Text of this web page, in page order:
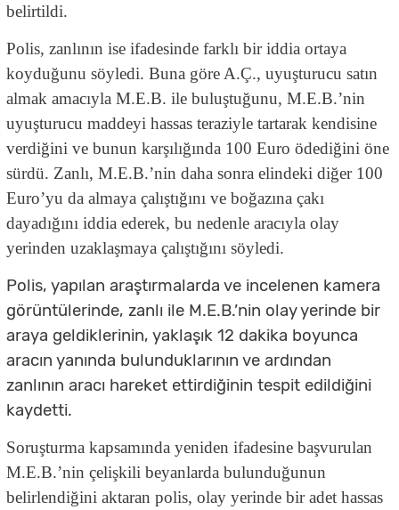
belirtildi.
Polis, zanlının ise ifadesinde farklı bir iddia ortaya
koyduğunu söyledi. Buna göre A.Ç., uyuşturucu satın
almak amacıyla M.E.B. ile buluştuğunu, M.E.B.’nin
uyuşturucu maddeyi hassas teraziyle tartarak kendisine
verdiğini ve bunun karşılığında 100 Euro ödediğini öne
sürdü. Zanlı, M.E.B.’nin daha sonra elindeki diğer 100
Euro’yu da almaya çalıştığını ve boğazına çakı
dayadığını iddia ederek, bu nedenle aracıyla olay
yerinden uzaklaşmaya çalıştığını söyledi.
Polis, yapılan araştırmalarda ve incelenen kamera
görüntülerinde, zanlı ile M.E.B.’nin olay yerinde bir
araya geldiklerinin, yaklaşık 12 dakika boyunca
aracın yanında bulunduklarının ve ardından
zanlının aracı hareket ettirdiğinin tespit edildiğini
kaydetti.
Soruşturma kapsamında yeniden ifadesine başvurulan
M.E.B.’nin çelişkili beyanlarda bulunduğunun
belirlendiğini aktaran polis, olay yerinde bir adet hassas